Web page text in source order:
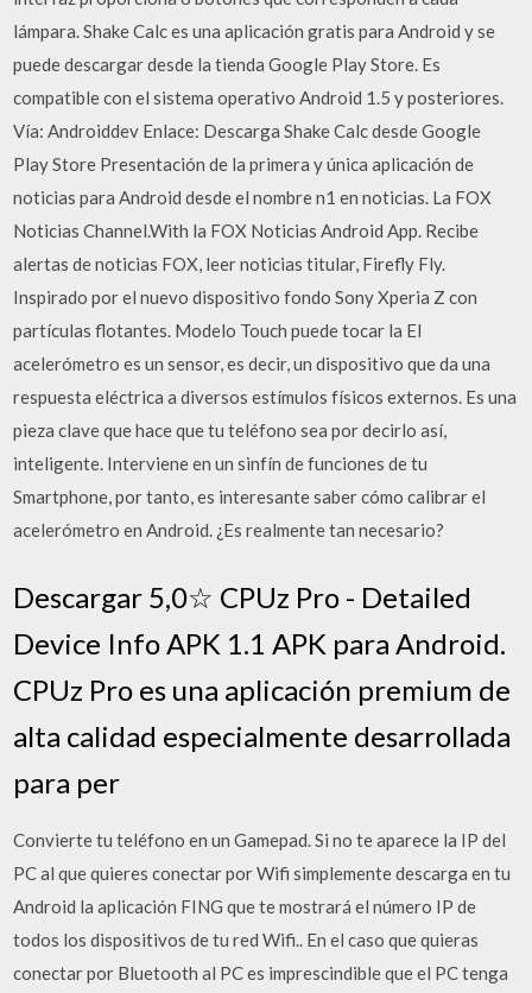
lámpara. Shake Calc es una aplicación gratis para Android y se
puede descargar desde la tienda Google Play Store. Es
compatible con el sistema operativo Android 1.5 y posteriores.
Vía: Androiddev Enlace: Descarga Shake Calc desde Google
Play Store Presentación de la primera y única aplicación de
noticias para Android desde el nombre n1 en noticias. La FOX
Noticias Channel.With la FOX Noticias Android App. Recibe
alertas de noticias FOX, leer noticias titular, Firefly Fly.
Inspirado por el nuevo dispositivo fondo Sony Xperia Z con
partículas flotantes. Modelo Touch puede tocar la El
acelerómetro es un sensor, es decir, un dispositivo que da una
respuesta eléctrica a diversos estímulos físicos externos. Es una
pieza clave que hace que tu teléfono sea por decirlo así,
inteligente. Interviene en un sinfín de funciones de tu
Smartphone, por tanto, es interesante saber cómo calibrar el
acelerómetro en Android. ¿Es realmente tan necesario?
Descargar 5,0☆ CPUz Pro - Detailed
Device Info APK 1.1 APK para Android.
CPUz Pro es una aplicación premium de
alta calidad especialmente desarrollada
para per
Convierte tu teléfono en un Gamepad. Si no te aparece la IP del
PC al que quieres conectar por Wifi simplemente descarga en tu
Android la aplicación FING que te mostrará el número IP de
todos los dispositivos de tu red Wifi.. En el caso que quieras
conectar por Bluetooth al PC es imprescindible que el PC tenga